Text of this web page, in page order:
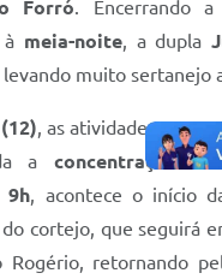
Forró. Encerrando a
meia-noite, a dupla
levando muito sertanejo
, as atividades
a concentração
9h, acontece o início
do cortejo, que seguirá
Rogério, retornando